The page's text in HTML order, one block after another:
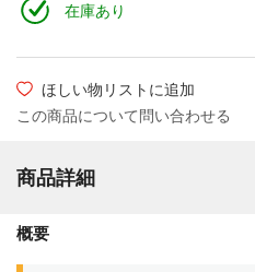
在庫あり
ほしい物リストに追加
この商品について問い合わせる
商品詳細
概要